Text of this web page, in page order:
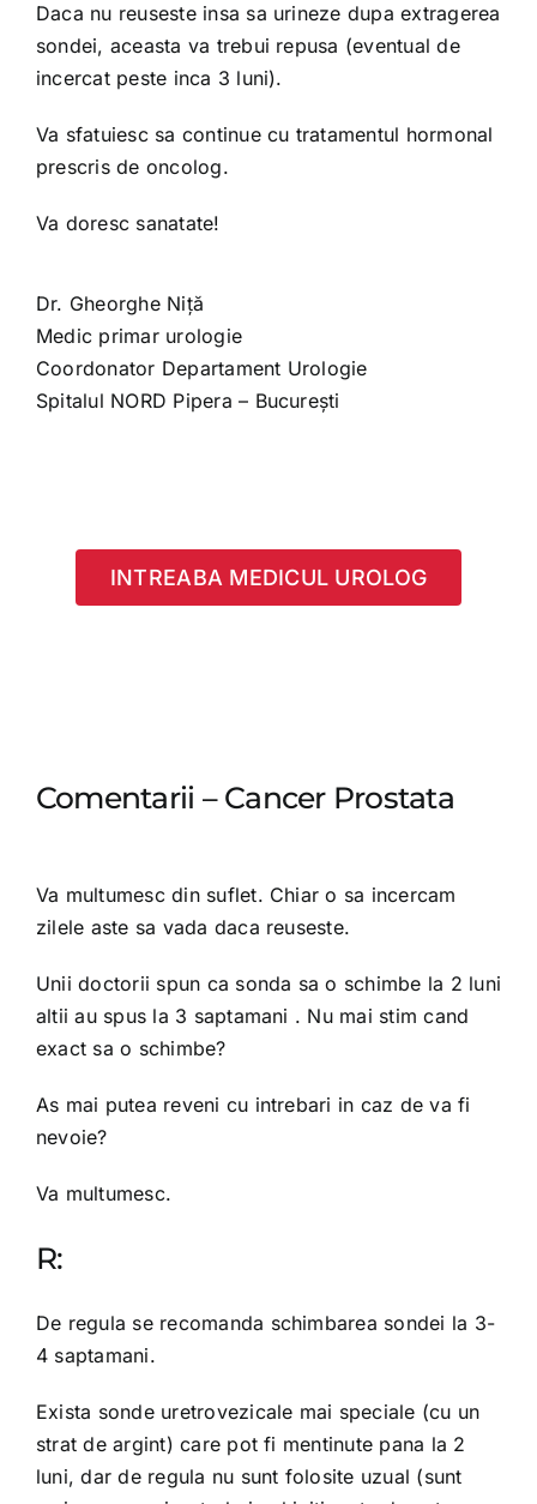
Daca nu reuseste insa sa urineze dupa extragerea
sondei, aceasta va trebui repusa (eventual de
incercat peste inca 3 luni).
Va sfatuiesc sa continue cu tratamentul hormonal
prescris de oncolog.
Va doresc sanatate!
Dr. Gheorghe Niță
Medic primar urologie
Coordonator Departament Urologie
Spitalul NORD Pipera – București
INTREABA MEDICUL UROLOG
Comentarii – Cancer Prostata
Va multumesc din suflet. Chiar o sa incercam
zilele aste sa vada daca reuseste.
Unii doctorii spun ca sonda sa o schimbe la 2 luni
altii au spus la 3 saptamani . Nu mai stim cand
exact sa o schimbe?
As mai putea reveni cu intrebari in caz de va fi
nevoie?
Va multumesc.
R:
De regula se recomanda schimbarea sondei la 3-
4 saptamani.
Exista sonde uretrovezicale mai speciale (cu un
strat de argint) care pot fi mentinute pana la 2
luni, dar de regula nu sunt folosite uzual (sunt